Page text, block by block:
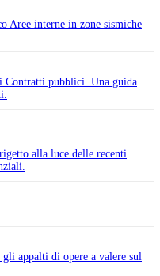
Aree interne in zone sismiche
Contratti pubblici. Una guida
alla luce delle recenti
appalti di opere a valere sul